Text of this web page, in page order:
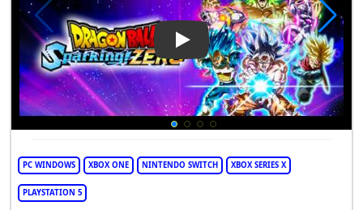
Play Video: DRAGON BALL:
PC WINDOWS XBOX ONE NINTENDO SWITCH XBOX SERIES X
PLAYSTATION 5